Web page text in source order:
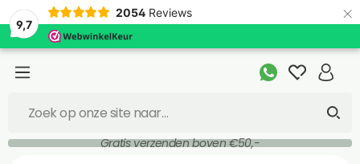
9,7
2054 Reviews ×
Gratis verzenden boven €50,-